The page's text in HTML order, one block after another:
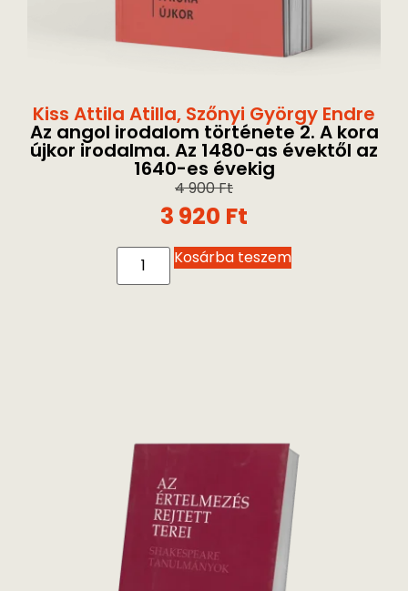
Kiss Attila Atilla, Szőnyi György Endre
Az angol irodalom története 2. A kora
újkor irodalma. Az 1480-as évektől az
1640-es évekig
4 900Ft
3 920 Ft
Kosárba teszem